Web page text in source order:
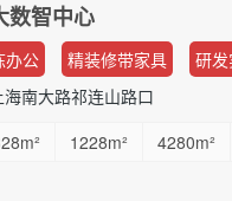
数智中心
办公
精装修带家具
研
海南大路祁连山路口
1228m² 4280m²